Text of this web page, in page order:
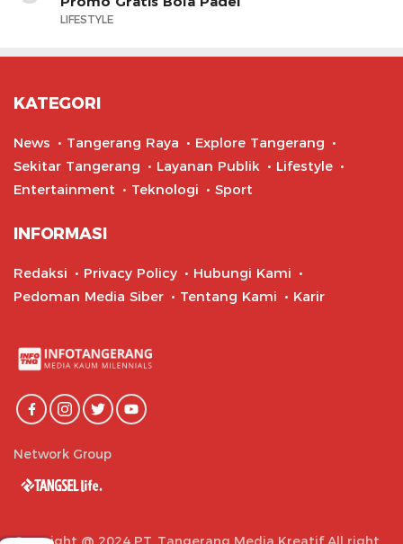
LIFESTYLE
KATEGORI
News Tangerang Raya
Explore Tangerang
Sekitar Tangerang
Layanan Publik
Lifestyle
Entertainment
Teknologi Sport
INFORMASI
Redaksi Privacy Policy
Hubungi Kami
Pedoman Media Siber
Tentang Kami Karir
Network Group